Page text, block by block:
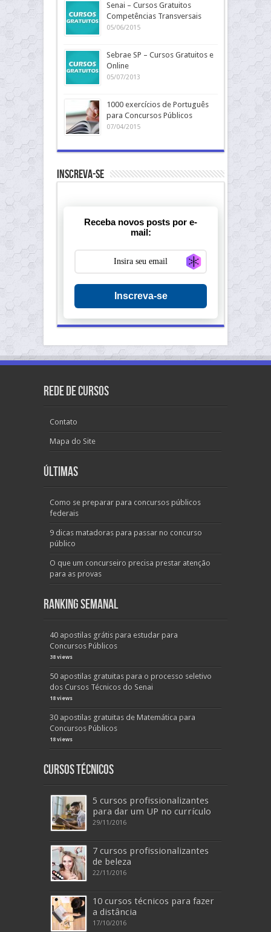
Senai – Cursos Gratuitos
Competências Transversais
05/06/2015
Sebrae SP – Cursos Gratuitos e
Online
05/07/2013
1000 exercícios de Português
para Concursos Públicos
07/04/2015
Inscreva-se
Receba novos posts por e-
mail:
Generate new
Inscreva-se
Rede de Cursos
Contato
Mapa do Site
Últimas
Como se preparar para concursos públicos
federais
9 dicas matadoras para passar no concurso
público
O que um concurseiro precisa prestar atenção
para as provas
Ranking Semanal
40 apostilas grátis para estudar para
Concursos Públicos
38 views
50 apostilas gratuitas para o processo seletivo
dos Cursos Técnicos do Senai
18 views
30 apostilas gratuitas de Matemática para
Concursos Públicos
18 views
Cursos Técnicos
5 cursos profissionalizantes
para dar um UP no currículo
29/11/2016
7 cursos profissionalizantes
de beleza
22/11/2016
10 cursos técnicos para fazer
a distância
17/10/2016